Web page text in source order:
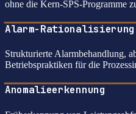
ohne die Kern-SPS-Programme
Alarm-Rationalisierung
Strukturierte Alarmbehandlung,
Betriebspraktiken für die
Anomalieerkennung